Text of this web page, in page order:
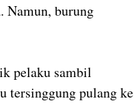
Namun, burung
pelaku sambil
tersinggung pulang ke